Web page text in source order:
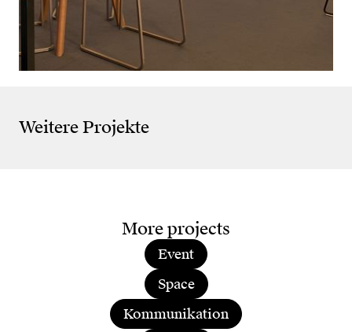
Weitere Projekte
Institut auf dem Rosenberg
More projects
Event
Space
Kommunikation